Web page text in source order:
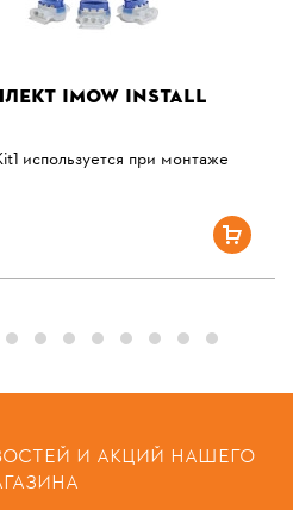
IMOW INSTALL
используется при монтаже
И АКЦИЙ НАШЕГО